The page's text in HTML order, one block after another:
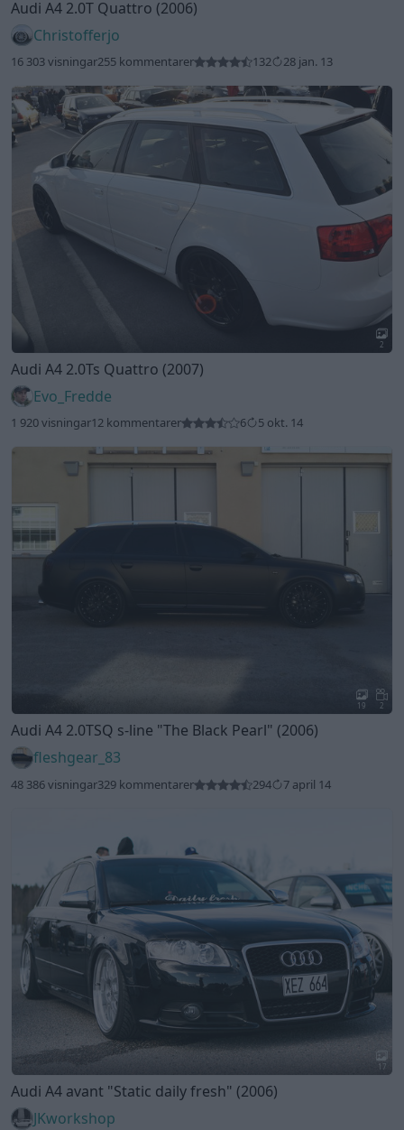
Audi A4 2.0T Quattro (2006)
Christofferjo
16 303 visningar255 kommentarer 132 28 jan. 13
2
Audi A4 2.0Ts Quattro (2007)
Evo_Fredde
1 920 visningar12 kommentarer 6 5 okt. 14
19 2
Audi A4 2.0TSQ s-line "The Black Pearl" (2006)
fleshgear_83
48 386 visningar329 kommentarer 294 7 april 14
17
Audi A4 avant "Static daily fresh" (2006)
JKworkshop